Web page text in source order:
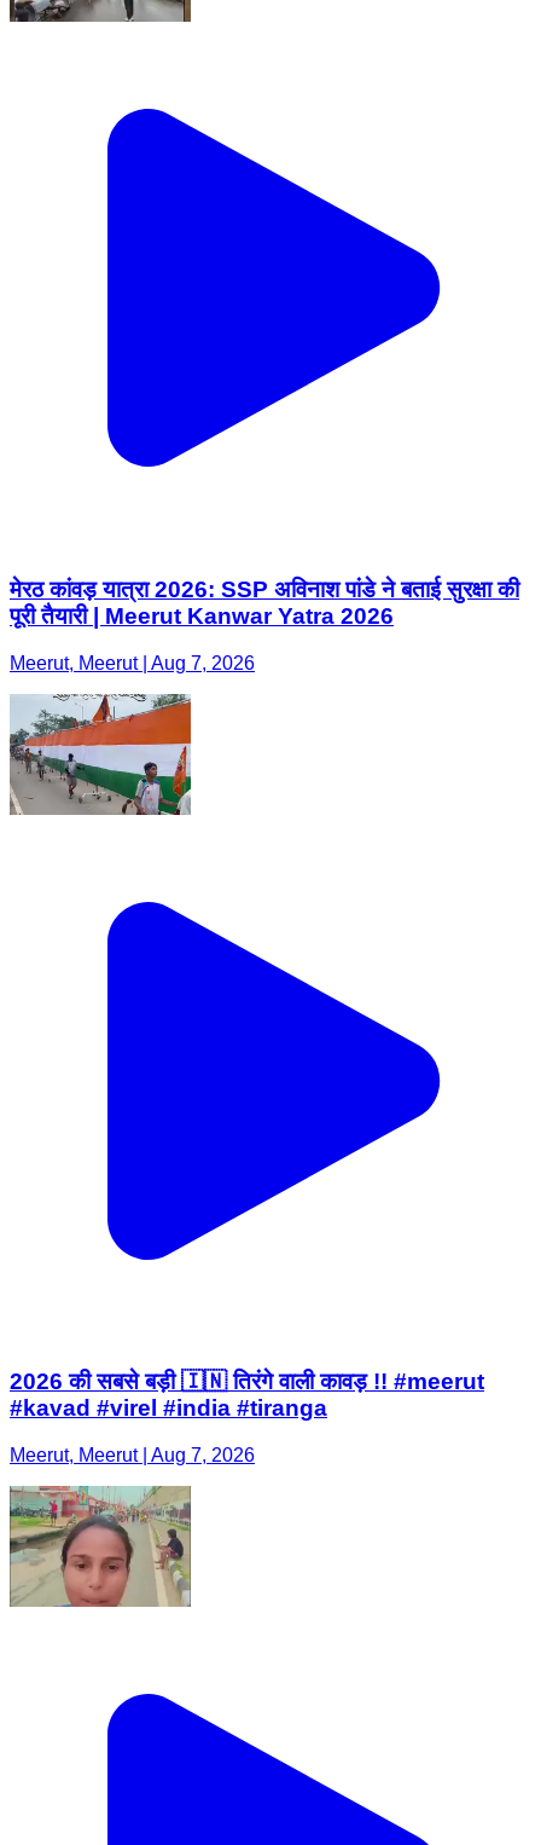
मेरठ कांवड़ यात्रा 2026: SSP अविनाश पांडे ने बताई सुरक्षा की
पूरी तैयारी | Meerut Kanwar Yatra 2026
Meerut, Meerut | Aug 7, 2026
2026 की सबसे बड़ी 🇮🇳 तिरंगे वाली कावड़ !! #meerut
#kavad #virel #india #tiranga
Meerut, Meerut | Aug 7, 2026